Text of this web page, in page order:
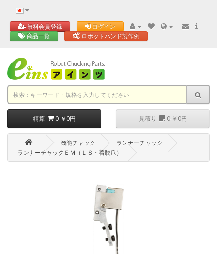
無料会員登録 ログイン
'
商品一覧
ロボットハンド製作例
精算 0-￥0円 見積り 0-￥0円
機能チャック
ランナーチャック
ランナーチャックＥＭ（ＬＳ・着脱爪）